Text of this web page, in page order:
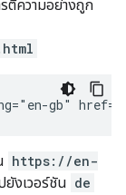
ตีความอย่างถูก
gb"
https://en-
ยังเวอร์ชัน de